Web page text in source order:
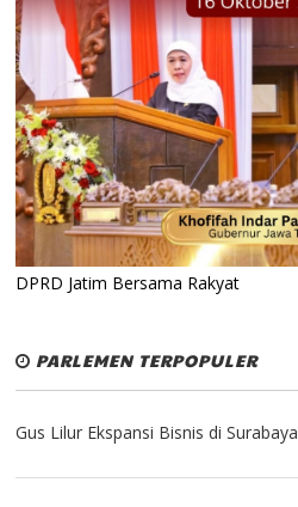
DPRD Jatim Bersama Rakyat
PARLEMEN TERPOPULER
Gus Lilur Ekspansi Bisnis di Surabaya